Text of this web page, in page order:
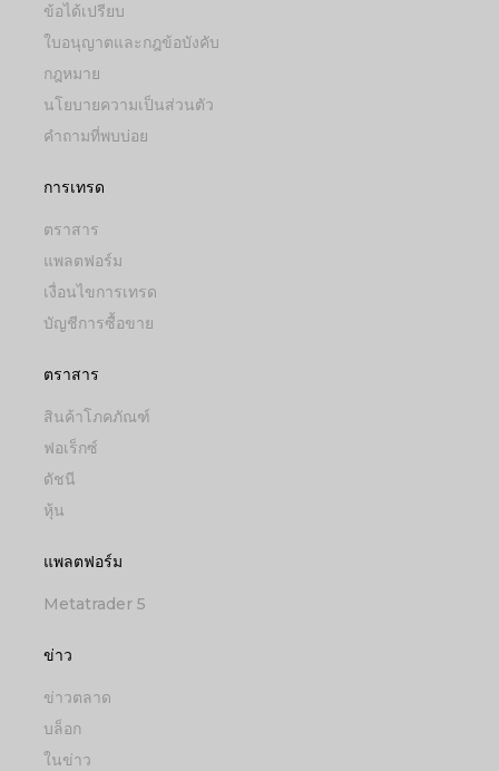
ข้อได้เปรียบ
ใบอนุญาตและกฎข้อบังคับ
กฎหมาย
นโยบายความเป็นส่วนตัว
คำถามที่พบบ่อย
การเทรด
ตราสาร
แพลตฟอร์ม
เงื่อนไขการเทรด
บัญชีการซื้อขาย
ตราสาร
สินค้าโภคภัณฑ์
ฟอเร็กซ์
ดัชนี
หุ้น
แพลตฟอร์ม
Metatrader 5
ข่าว
ข่าวตลาด
บล็อก
ในข่าว